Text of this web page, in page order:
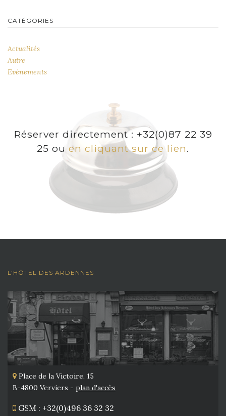
CATÉGORIES
Actualités
Autre
Evénements
Réserver directement : +32(0)87 22 39
25 ou en cliquant sur ce lien.
L’HÔTEL DES ARDENNES
Place de la Victoire, 15
B-4800 Verviers - plan d'accès
GSM : +32(0)496 36 32 32